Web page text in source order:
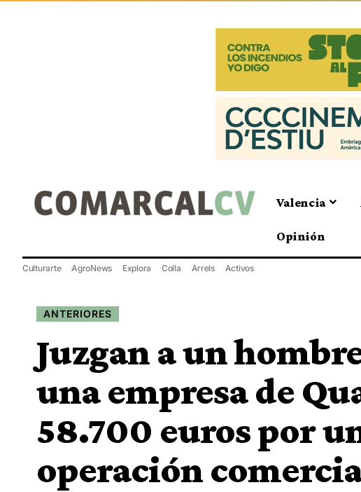
Valencia
Opinión
Culturarte AgroNews Explora Colla Arrels Activos
ANTERIORES
Juzgan a un
una empresa de
58.700 euros por
operación